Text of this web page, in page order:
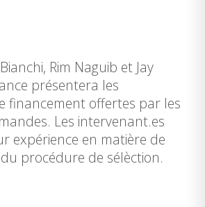
Rim Naguib et Jay
présentera les
financement offertes par les
Les intervenant.es
expérience en matière de
procédure de sélèction.